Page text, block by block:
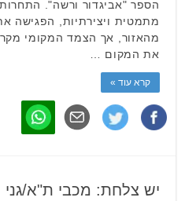
הספר "אביגדור ורשה".
מתמטית ויצירתיות, הפגישה
מהאזור, אך הצמד המקומי
את המקום …
קרא עוד »
יש צלחת: מכבי ת"א/גני